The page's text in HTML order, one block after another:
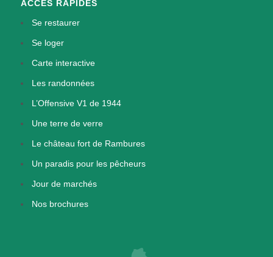
ACCÈS RAPIDES
Se restaurer
Se loger
Carte interactive
Les randonnées
L’Offensive V1 de 1944
Une terre de verre
Le château fort de Rambures
Un paradis pour les pêcheurs
Jour de marchés
Nos brochures